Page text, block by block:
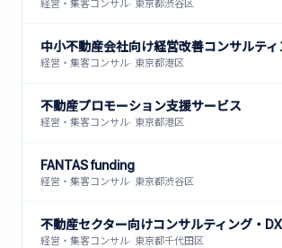
経営・集客コンサル· 東京都渋谷区
中小不動産会社向け経営改善コンサルティ
経営・集客コンサル· 東京都港区
不動産プロモーション支援サービス
経営・集客コンサル· 東京都港区
FANTAS funding
経営・集客コンサル· 東京都渋谷区
経営・集客コンサル· 東京都千代田区